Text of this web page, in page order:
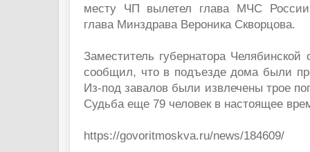
месту ЧП вылетел глава МЧС
глава Минздрава Вероника Скворцова.
Заместитель губернатора
сообщил, что в подъезде дома были
Из-под завалов были извлечены трое
Судьба еще 79 человек в настоящее
https://govoritmoskva.ru/news/184609/